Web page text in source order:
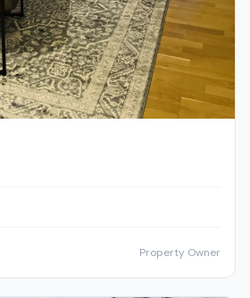
Property Owner